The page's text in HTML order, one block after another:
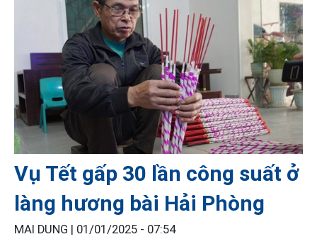
Vụ Tết gấp 30 lần công suất ở
làng hương bài Hải Phòng
MAI DUNG | 01/01/2025 - 07:54